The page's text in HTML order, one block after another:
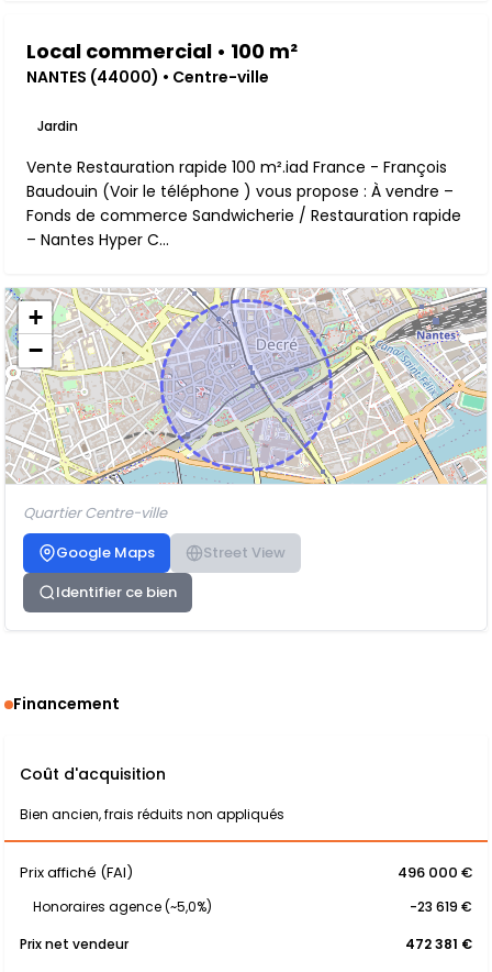
Local commercial • 100 m²
NANTES (44000) • Centre-ville
Jardin
Vente Restauration rapide 100 m².iad France - François
Baudouin (Voir le téléphone ) vous propose : À vendre –
Fonds de commerce Sandwicherie / Restauration rapide
– Nantes Hyper C...
+
−
Quartier Centre-ville
Google Maps
Street View
Identifier ce bien
Financement
Coût d'acquisition
Bien ancien, frais réduits non appliqués
Prix affiché (FAI) 496 000 €
Honoraires agence (~5,0%)
-23 619 €
Prix net vendeur
472 381 €